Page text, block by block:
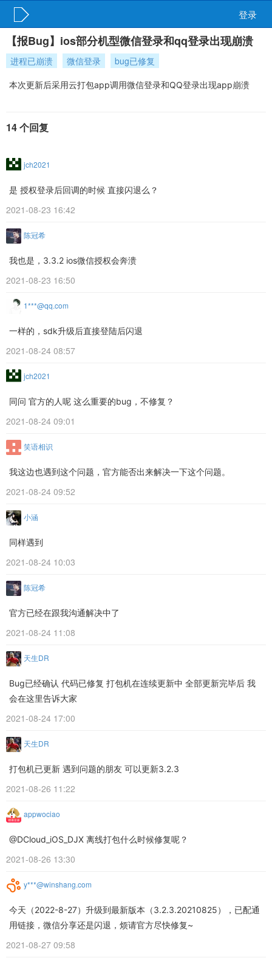
登录
【报Bug】ios部分机型微信登录和qq登录出现崩溃
进程已崩溃 微信登录 bug已修复
本次更新后采用云打包app调用微信登录和QQ登录出现app崩溃
14 个回复
jch2021
是 授权登录后回调的时候 直接闪退么？
2021-08-23 16:42
陈冠希
我也是，3.3.2 ios微信授权会奔溃
2021-08-23 16:50
1***@qq.com
一样的，sdk升级后直接登陆后闪退
2021-08-24 08:57
jch2021
同问 官方的人呢 这么重要的bug，不修复？
2021-08-24 09:01
笑语相识
我这边也遇到这个问题，官方能否出来解决一下这个问题。
2021-08-24 09:52
小涵
同样遇到
2021-08-24 10:03
陈冠希
官方已经在跟我沟通解决中了
2021-08-24 11:08
天生DR
Bug已经确认 代码已修复 打包机在连续更新中 全部更新完毕后 我
会在这里告诉大家
2021-08-24 17:00
天生DR
打包机已更新 遇到问题的朋友 可以更新3.2.3
2021-08-26 11:22
appwociao
@DCloud_iOS_DJX 离线打包什么时候修复呢？
2021-08-26 13:30
y***@winshang.com
今天（2022-8-27）升级到最新版本（3.2.3.20210825），已配通
用链接，微信分享还是闪退，烦请官方尽快修复~
2021-08-27 09:58